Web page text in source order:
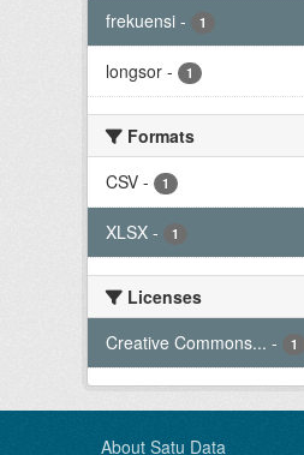
frekuensi - 1
longsor - 1
Formats
CSV - 1
XLSX - 1
Licenses
Creative Commons... - 1
About Satu Data